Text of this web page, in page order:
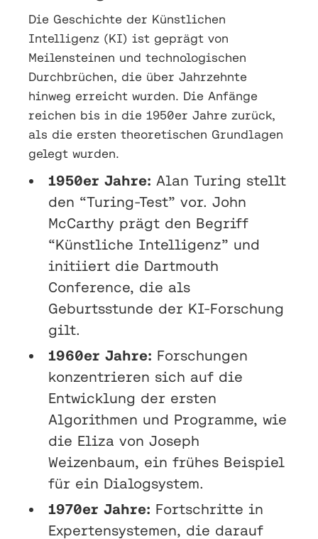
Die Geschichte der Künstlichen
Intelligenz (KI) ist geprägt von
Meilensteinen und technologischen
Durchbrüchen, die über Jahrzehnte
hinweg erreicht wurden. Die Anfänge
reichen bis in die 1950er Jahre zurück,
als die ersten theoretischen Grundlagen
gelegt wurden.
1950er Jahre: Alan Turing stellt
den “Turing-Test” vor. John
McCarthy prägt den Begriff
“Künstliche Intelligenz” und
initiiert die Dartmouth
Conference, die als
Geburtsstunde der KI-Forschung
gilt.
1960er Jahre: Forschungen
konzentrieren sich auf die
Entwicklung der ersten
Algorithmen und Programme, wie
die Eliza von Joseph
Weizenbaum, ein frühes Beispiel
für ein Dialogsystem.
1970er Jahre: Fortschritte in
Expertensystemen, die darauf